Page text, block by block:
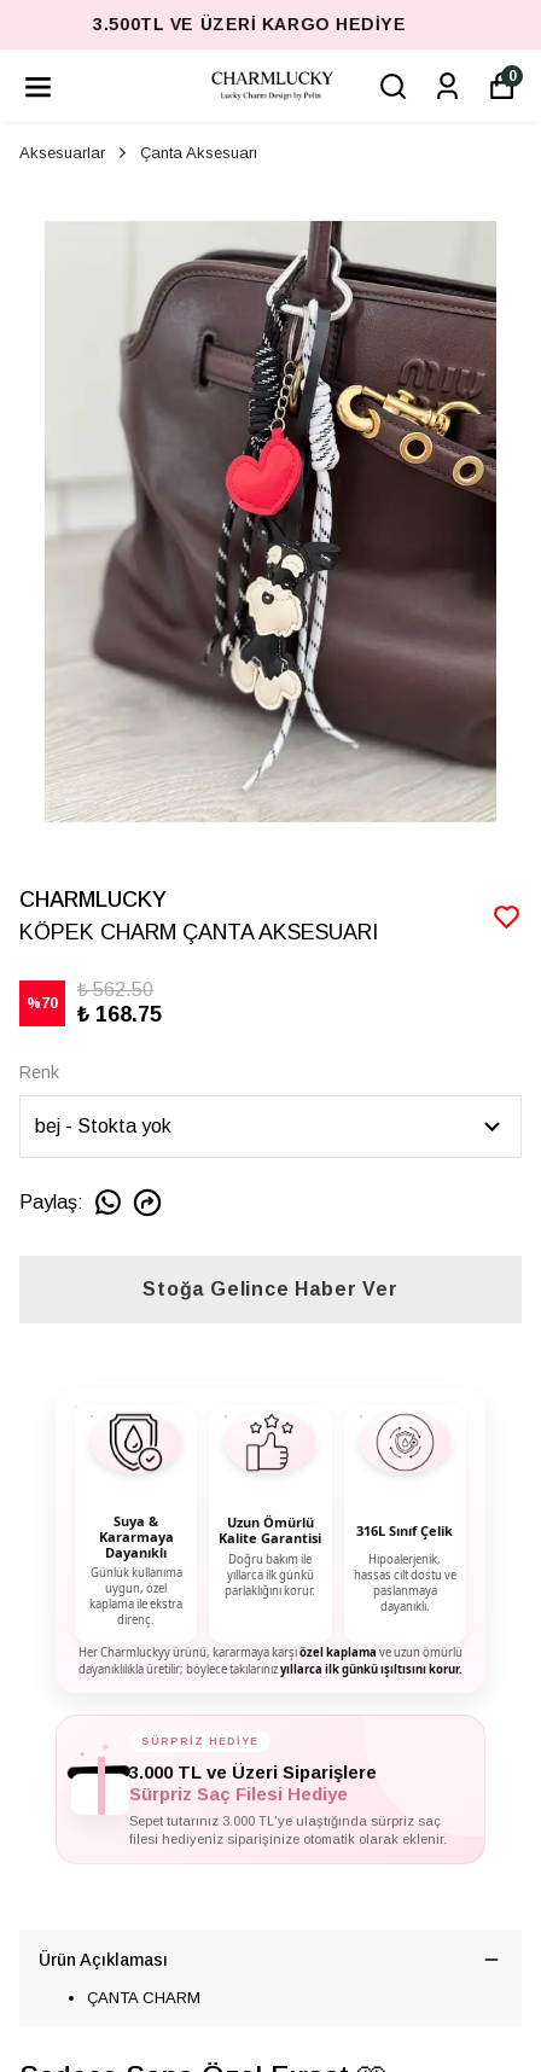
3.500TL VE ÜZERI KARGO HEDIYE
0
Aksesuarlar Çanta Aksesuarı
CHARMLUCKY
KÖPEK CHARM ÇANTA AKSESUARI
%70
₺ 562.50
₺ 168.75
Renk
Paylaş:
Stoğa Gelince Haber Ver
Suya &
Kararmaya
Dayanıklı
Günlük kullanıma
uygun, özel
kaplama ile ekstra
direnç.
Uzun Ömürlü
Kalite Garantisi
Doğru bakım ile
yıllarca ilk günkü
parlaklığını korur.
316L Sınıf Çelik
Hipoalerjenik,
hassas cilt dostu ve
paslanmaya
dayanıklı.
Her Charmluckyy ürünü, kararmaya karşıözel kaplama ve uzun ömürlü
dayanıklılıkla üretilir; böylece takılarınızyıllarca ilk günkü ışıltısını korur.
✦ SÜRPRİZ HEDİYE
3.000 TL ve Üzeri Siparişlere
Sürpriz Saç Filesi Hediye
Sepet tutarınız 3.000 TL'ye ulaştığında sürpriz saç
filesi hediyeniz siparişinize otomatik olarak eklenir.
Ürün Açıklaması
ÇANTA CHARM